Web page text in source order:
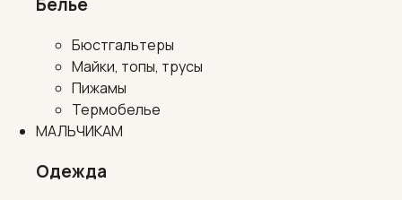
Бюстгальтеры
Майки, топы, трусы
Пижамы
Термобелье
МАЛЬЧИКАМ
Одежда